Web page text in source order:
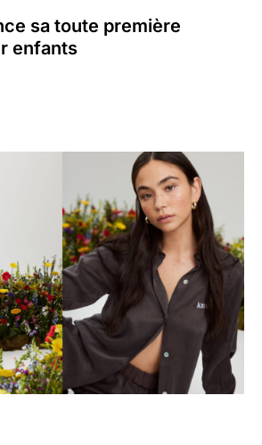
sa toute première
enfants